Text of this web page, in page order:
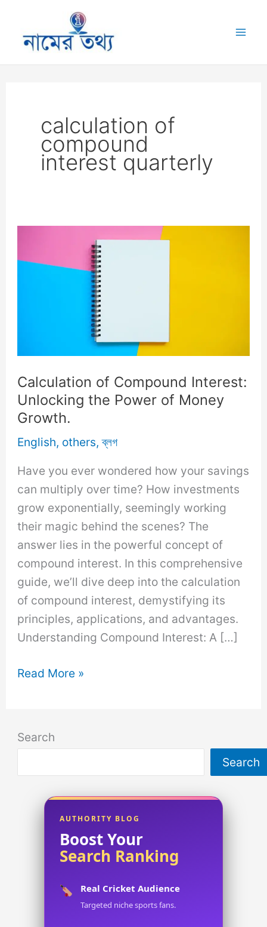
content
calculation of
compound
interest quarterly
Calculation of Compound Interest:
Unlocking the Power of Money
Growth.
English, others,ব্লগ
Have you ever wondered how your savings
can multiply over time? How investments
grow exponentially, seemingly working
their magic behind the scenes? The
answer lies in the powerful concept of
compound interest. In this comprehensive
guide, we’ll dive deep into the calculation
of compound interest, demystifying its
principles, applications, and advantages.
Understanding Compound Interest: A […]
Calculation
Unlocking
Read More »
Search
Search
AUTHORITY BLOG
Boost Your
Search Ranking
Real Cricket Audience
Targeted niche sports fans.